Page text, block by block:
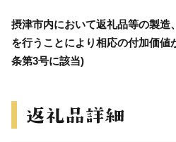
摂津市内において返礼品等の製造
を行うことにより相応の付加価値
条第3号に該当)